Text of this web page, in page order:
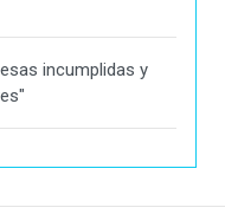
incumplidas y